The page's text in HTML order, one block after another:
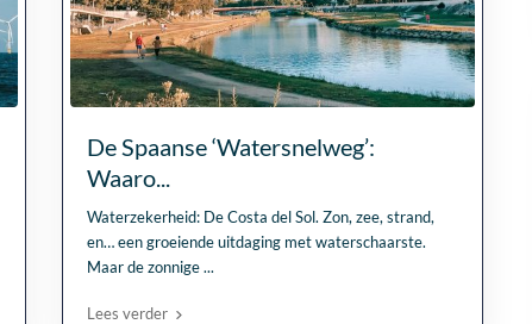
De Spaanse ‘Watersnelweg’:
Waaro...
Waterzekerheid: De Costa del Sol. Zon, zee, strand,
en… een groeiende uitdaging met waterschaarste.
Maar de zonnige...
Lees verder